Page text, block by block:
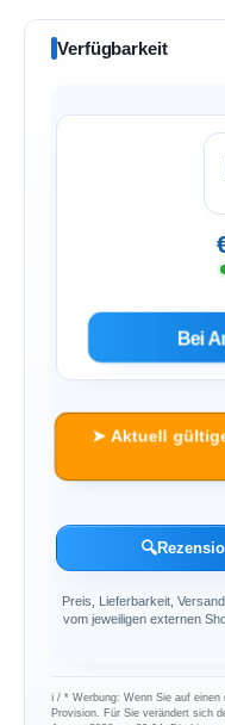
Verfügbarkeit
Bei
➤ Aktuell
🔍
Preis, Lieferbarkeit,
vom jeweiligen externen
ℹ︎ / * Werbung: Wenn Sie auf
Provision. Für Sie verändert sich